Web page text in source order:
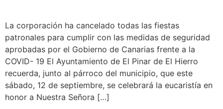
La corporación ha cancelado todas las fiestas
patronales para cumplir con las medidas de seguridad
aprobadas por el Gobierno de Canarias frente a la
COVID- 19 El Ayuntamiento de El Pinar de El Hierro
recuerda, junto al párroco del municipio, que este
sábado, 12 de septiembre, se celebrará la eucaristía en
honor a Nuestra Señora […]